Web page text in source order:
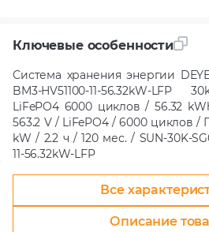
Ключевые особенности
Система хранения энергии DEYE
BM3-HV51100-11-56.32kW-
LiFePO4 6000 циклов / 56.32
563.2 V / LiFePO4 / 6000 циклов /
kW / 2.2 ч / 120 мес. / SUN-30K-
11-56.32kW-LFP
Все
Описание